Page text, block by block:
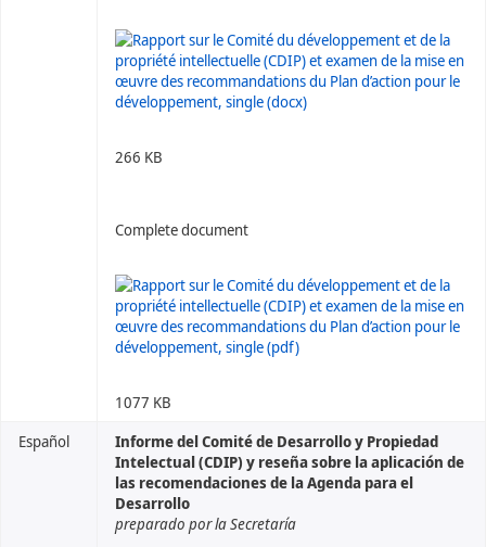
266 KB
Complete document
1077 KB
Español
Informe del Comité de Desarrollo y Propiedad
Intelectual (CDIP) y reseña sobre la aplicación de
las recomendaciones de la Agenda para el
Desarrollo
preparado por la Secretaría